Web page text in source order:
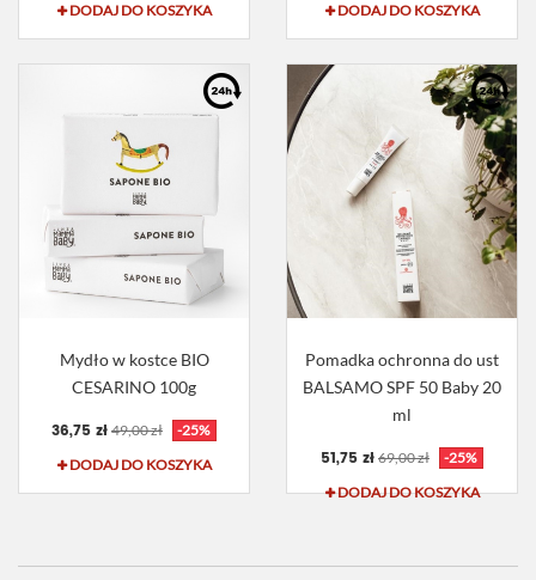
DODAJ DO KOSZYKA
DODAJ DO KOSZYKA
Mydło w kostce BIO
CESARINO 100g
36,75 zł 49,00 zł
-25%
DODAJ DO KOSZYKA
Pomadka ochronna do ust
BALSAMO SPF 50 Baby 20
ml
51,75 zł 69,00 zł
-25%
DODAJ DO KOSZYKA